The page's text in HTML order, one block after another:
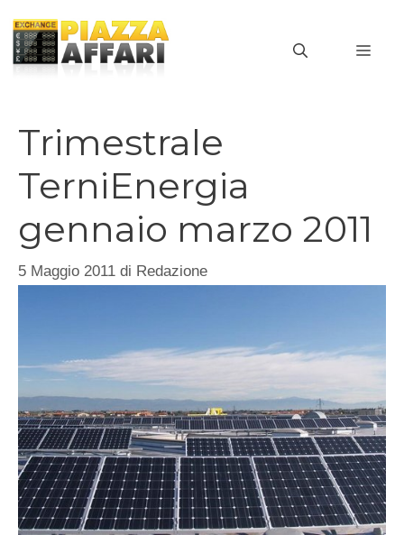
contenuto
Trimestrale
TerniEnergia
gennaio marzo 2011
5 Maggio 2011 di Redazione